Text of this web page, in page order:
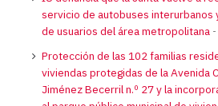
servicio de autobuses interurbanos
de usuarios del área metropolitana
Protección de las 102 familias
viviendas protegidas de la Avenida
Jiménez Becerril n.º 27 y la